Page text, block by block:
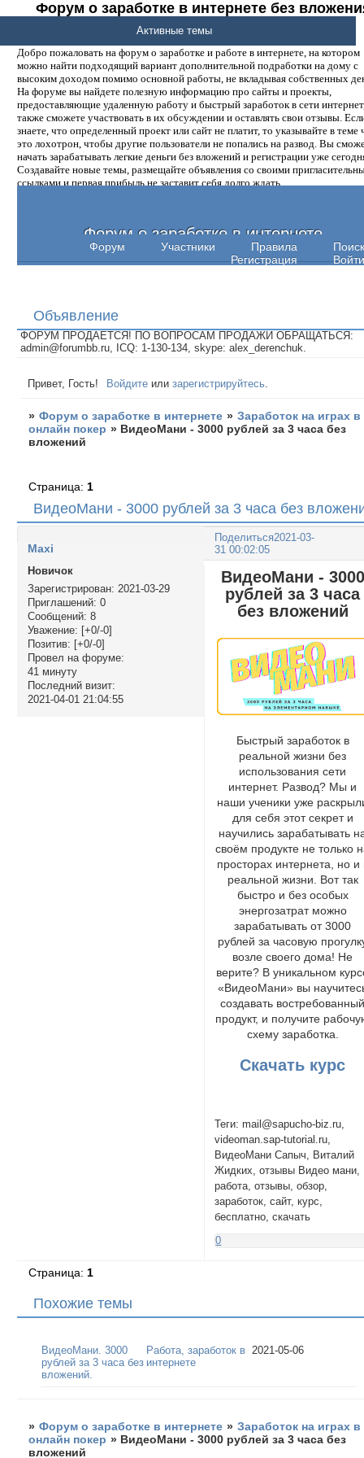
Форум о заработке в интернете без
денег.
Добро пожаловать на форум о заработке и работе в интернете, на котором
можно найти подходящий вариант дополнительной подработки на дому с
высоким доходом помимо основной работы, не вкладывая собственных
На форуме вы найдете полезную информацию про сайты и проекты,
предоставляющие удаленную работу и быстрый заработок в сети
также сможете участвовать в их обсуждении и оставлять свои отзывы.
знаете, что определенный проект или сайт не платит, то указывайте в теме
это лохотрон, чтобы другие пользователи не попались на развод. Вы
начать зарабатывать легкие деньги без вложений и регистрации уже
Создавайте новые темы, размещайте объявления со своими
ссылками и первая прибыль не заставит себя долго ждать.
Форум о заработке в интернете
Форум Участники Правила
Поиск
Регистрация
Войти
Активные темы
Объявление
ФОРУМ ПРОДАЕТСЯ! ПО ВОПРОСАМ ПРОДАЖИ ОБРАЩАТЬСЯ:
admin@forumbb.ru, ICQ: 1-130-134, skype: alex_derenchuk.
Привет, Гость! Войдите илизарегистрируйтесь
» Форум о заработке в интернете » Заработок на играх в
онлайн покер » ВидеоМани - 3000 рублей за 3 часа без
вложений
ВидеоМани - 3000 рублей за 3 часа без
Страница: 1
Поделиться2021-03-
31 00:02:05
Maxi
Новичок
Зарегистрирован: 2021-03-29
Приглашений: 0
Сообщений: 8
Уважение: [+0/-0]
Позитив: [+0/-0]
Провел на форуме:
41 минуту
Последний визит:
2021-04-01 21:04:55
ВидеоМани - 3000
рублей за 3 часа
без вложений
Быстрый заработок в
реальной жизни без
использования сети
интернет. Развод? Мы и
наши ученики уже
для себя этот секрет и
научились зарабатывать
своём продукте не только
просторах интернета, но и
реальной жизни. Вот так
быстро и без особых
энергозатрат можно
зарабатывать от 3000
рублей за часовую
возле своего дома! Не
верите? В уникальном
«ВидеоМани» вы
создавать
продукт, и получите
схему заработка.
Скачать курс
Теги: mail@sapucho-biz.ru,
videoman.sap-tutorial.ru,
ВидеоМани Сапыч, Виталий
Жидких, отзывы Видео мани,
работа, отзывы, обзор,
заработок, сайт, курс,
бесплатно, скачать
0
Страница: 1
Похожие темы
ВидеоМани. 3000
рублей за 3 часа без
вложений.
Работа, заработок в
интернете
2021-05-06
» Форум о заработке в интернете » Заработок на играх в
онлайн покер » ВидеоМани - 3000 рублей за 3 часа без
вложений